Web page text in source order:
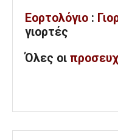
Εορτολόγιο :
γιορτές
Όλες οι